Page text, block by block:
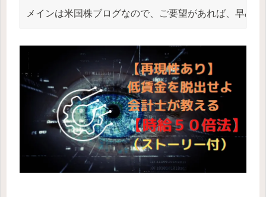
メインは米国株ブログなので、ご要望があれば、早め